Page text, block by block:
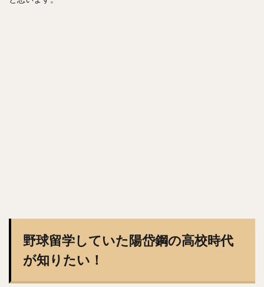
野球留学していた陽岱鋼の高校時代
が知りたい！